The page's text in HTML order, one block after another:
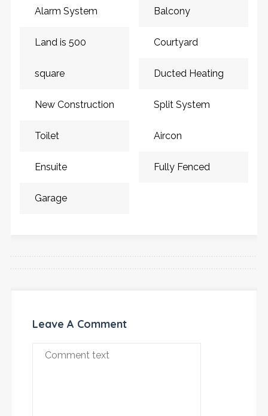
Alarm System
Land is 500
square
New Construction
Toilet
Ensuite
Garage
Balcony
Courtyard
Ducted Heating
Split System
Aircon
Fully Fenced
Leave A Comment